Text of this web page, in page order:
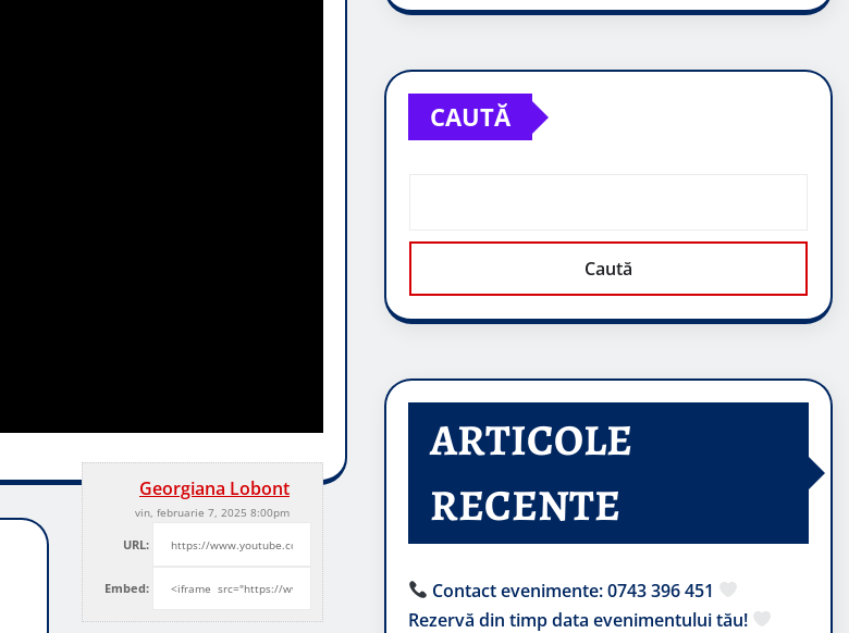
Georgiana Lobont
vin, februarie 7, 2025 8:00pm
URL:
Embed:
CAUTĂ
Caută
ARTICOLE
RECENTE
Contact evenimente: 0743 396 451
Rezervă din timp data evenimentului tău!